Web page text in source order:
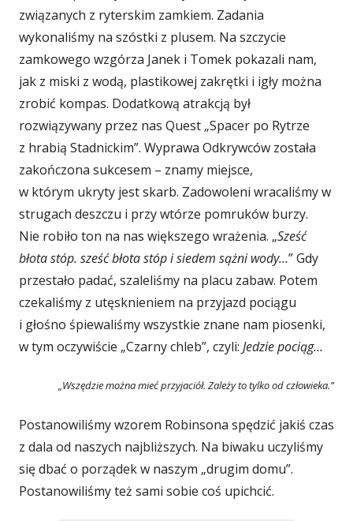
związanych z ryterskim zamkiem. Zadania
wykonaliśmy na szóstki z plusem. Na szczycie
zamkowego wzgórza Janek i Tomek pokazali nam,
jak z miski z wodą, plastikowej zakrętki i igły można
zrobić kompas. Dodatkową atrakcją był
rozwiązywany przez nas Quest „Spacer po Rytrze
z hrabią Stadnickim”. Wyprawa Odkrywców została
zakończona sukcesem – znamy miejsce,
w którym ukryty jest skarb. Zadowoleni wracaliśmy w
strugach deszczu i przy wtórze pomruków burzy.
Nie robiło ton na nas większego wrażenia. „Sześć
błota stóp. sześć błota stóp i siedem sążni wody…” Gdy
przestało padać, szaleliśmy na placu zabaw. Potem
czekaliśmy z utęsknieniem na przyjazd pociągu
i głośno śpiewaliśmy wszystkie znane nam piosenki,
w tym oczywiście „Czarny chleb”, czyli: Jedzie pociąg…
„Wszędzie można mieć przyjaciół. Zależy to tylko od człowieka.”
Postanowiliśmy wzorem Robinsona spędzić jakiś czas
z dala od naszych najbliższych. Na biwaku uczyliśmy
się dbać o porządek w naszym „drugim domu”.
Postanowiliśmy też sami sobie coś upichcić.